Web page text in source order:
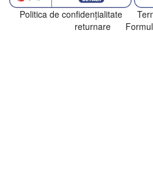
Politica de confidenţialitate
returnare